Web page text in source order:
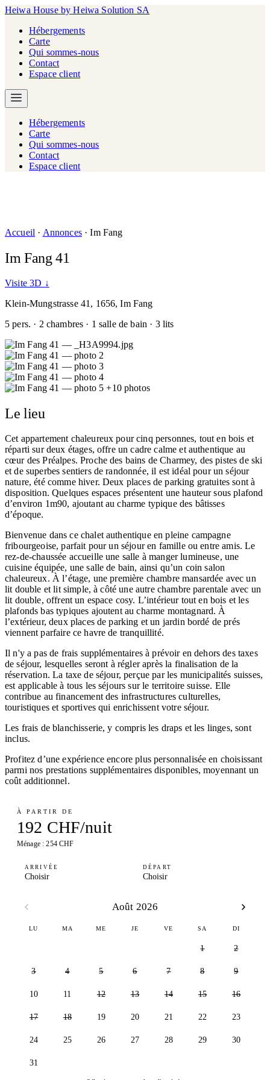
Heiwa House by Heiwa Solution SA
Hébergements
Carte
Qui sommes-nous
Contact
Espace client
Hébergements
Carte
Qui sommes-nous
Contact
Espace client
Accueil · Annonces · Im Fang
Im Fang 41
Visite 3D ↓
Klein-Mungstrasse 41, 1656, Im Fang
5 pers. · 2 chambres · 1 salle de bain · 3 lits
+10 photos
Le lieu
Cet appartement chaleureux pour cinq personnes, tout en bois et
réparti sur deux étages, offre un cadre calme et authentique au
cœur des Préalpes. Proche des bains de Charmey, des pistes de ski
et de superbes sentiers de randonnée, il est idéal pour un séjour
nature, été comme hiver. Deux places de parking gratuites sont à
disposition. Quelques espaces présentent une hauteur sous plafond
d’environ 1m90, ajoutant au charme typique des bâtisses
d’époque.
Bienvenue dans ce chalet authentique en pleine campagne
fribourgeoise, parfait pour un séjour en famille ou entre amis. Le
rez-de-chaussée accueille une salle à manger lumineuse, une
cuisine équipée, une salle de bain, ainsi qu’un coin salon
chaleureux. À l’étage, une première chambre mansardée avec un
lit double et lit simple, à côté une autre chambre parentale avec un
lit double, offrent un espace cosy. L’intérieur tout en bois et les
plafonds bas typiques ajoutent au charme montagnard. À
l’extérieur, deux places de parking et un jardin bordé de prés
viennent parfaire ce havre de tranquillité.
Il n'y a pas de frais supplémentaires à prévoir en dehors des taxes
de séjour, lesquelles seront à régler après la finalisation de la
réservation. La taxe de séjour, perçue par les municipalités suisses,
est applicable à tous les séjours sur le territoire suisse. Elle
contribue au financement des infrastructures culturelles,
touristiques et sportives qui enrichissent votre séjour.
Les frais de blanchisserie, y compris les draps et les linges, sont
inclus.
Profitez d’une expérience encore plus personnalisée en choisissant
parmi nos prestations supplémentaires disponibles, moyennant un
coût additionnel.
À PARTIR DE
192 CHF/nuit
Ménage : 254 CHF
ARRIVÉE
Choisir
DÉPART
Choisir
Août 2026
LU MA ME JE VE SA DI
1 2
3 4 5 6 7 8 9
10 11 12 13 14 15 16
17 18 19 20 21 22 23
24 25 26 27 28 29 30
31